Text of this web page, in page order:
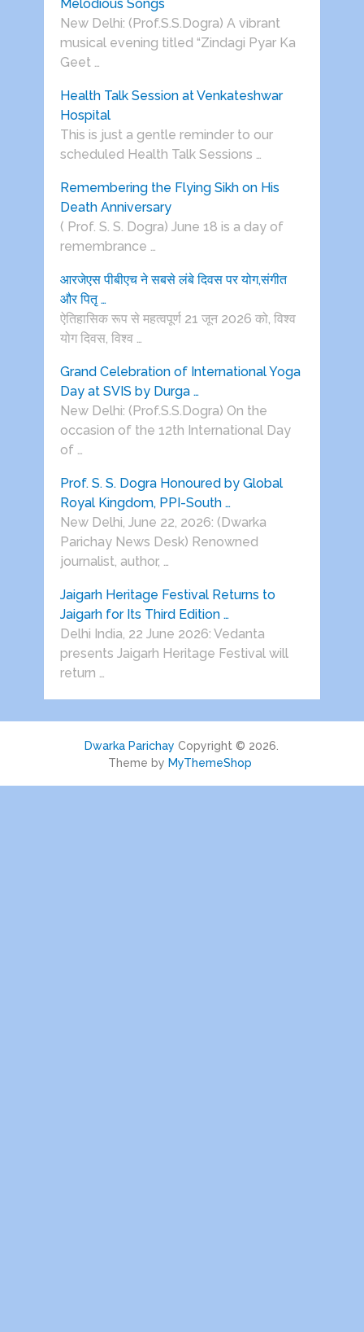
Melodious Songs
New Delhi: (Prof.S.S.Dogra) A vibrant
musical evening titled “Zindagi Pyar Ka
Geet …
Health Talk Session at Venkateshwar
Hospital
This is just a gentle reminder to our
scheduled Health Talk Sessions …
Remembering the Flying Sikh on His
Death Anniversary
( Prof. S. S. Dogra) June 18 is a day of
remembrance …
आरजेएस पीबीएच ने सबसे लंबे दिवस पर योग,संगीत
और पितृ …
ऐतिहासिक रूप से महत्वपूर्ण 21 जून 2026 को, विश्व
योग दिवस, विश्व …
Grand Celebration of International Yoga
Day at SVIS by Durga …
New Delhi: (Prof.S.S.Dogra) On the
occasion of the 12th International Day
of …
Prof. S. S. Dogra Honoured by Global
Royal Kingdom, PPI-South …
New Delhi, June 22, 2026: (Dwarka
Parichay News Desk) Renowned
journalist, author, …
Jaigarh Heritage Festival Returns to
Jaigarh for Its Third Edition …
Delhi India, 22 June 2026: Vedanta
presents Jaigarh Heritage Festival will
return …
Dwarka Parichay Copyright © 2026.
Theme by MyThemeShop